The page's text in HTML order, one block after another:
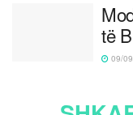
të
09/